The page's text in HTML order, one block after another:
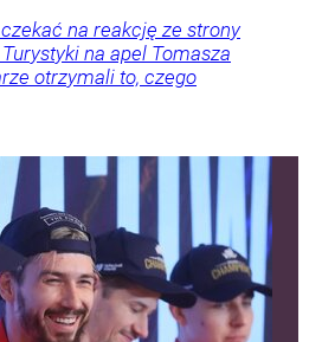
czekać na reakcję ze strony
na apel Tomasza
otrzymali to, czego